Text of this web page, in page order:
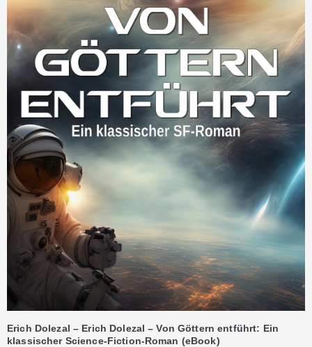
Erich Dolezal – Erich Dolezal – Von Göttern entführt: Ein
klassischer Science-Fiction-Roman (eBook)